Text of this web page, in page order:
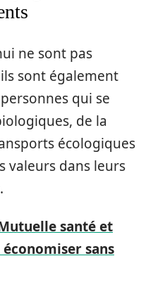
ne sont pas
sont également
qui se
de la
écologiques
valeurs dans leurs
santé et
sans